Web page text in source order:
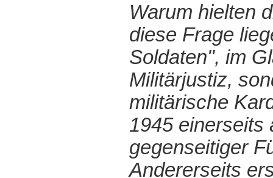
Warum hielten
diese Frage
Soldaten", im
Militärjustiz,
militärische
1945 einerseits
gegenseitiger
Andererseits